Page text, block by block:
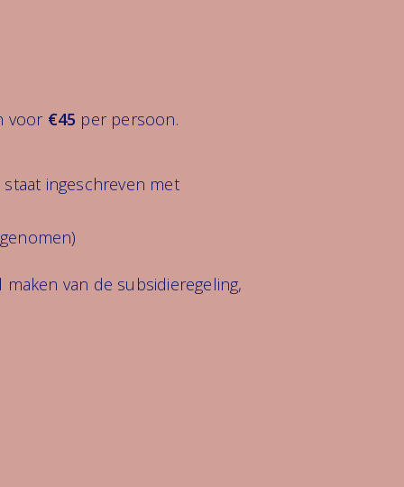
voor €45 per persoon.
ingeschreven met
van de subsidieregeling,